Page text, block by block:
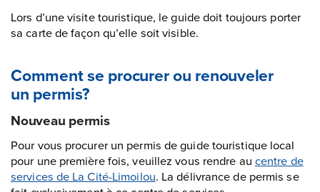
Lors d’une visite touristique, le guide doit toujours porter
sa carte de façon qu’elle soit visible.
Comment se procurer ou renouveler
un permis?
Nouveau permis
Pour vous procurer un permis de guide touristique local
pour une première fois, veuillez vous rendre au centre de
services de La Cité-Limoilou. La délivrance de permis se